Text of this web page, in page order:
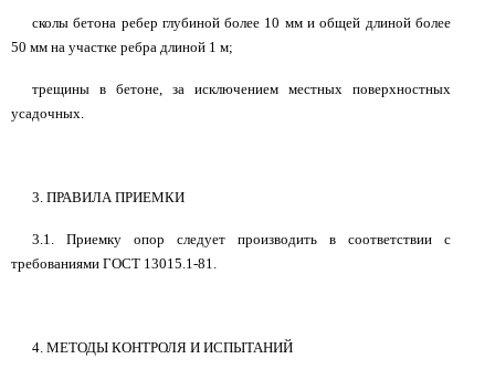
сколы бетона ребер глубиной более 10 мм и общей длиной более
50 мм на участке ребра длиной 1 м;
трещины в бетоне, за исключением местных поверхностных
усадочных.
3. ПРАВИЛА ПРИЕМКИ
3.1. Приемку опор следует производить в соответствии с
требованиями ГОСТ 13015.1-81.
4. МЕТОДЫ КОНТРОЛЯ И ИСПЫТАНИЙ